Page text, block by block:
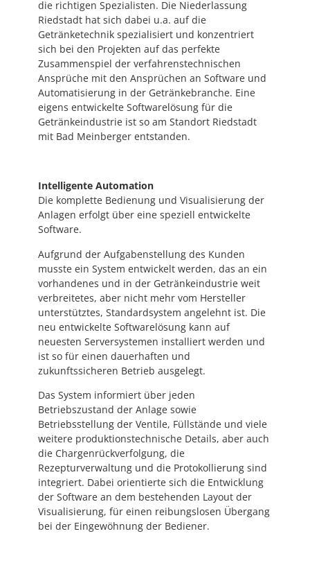
die richtigen Spezialisten. Die Niederlassung
Riedstadt hat sich dabei u.a. auf die
Getränketechnik spezialisiert und konzentriert
sich bei den Projekten auf das perfekte
Zusammenspiel der verfahrenstechnischen
Ansprüche mit den Ansprüchen an Software und
Automatisierung in der Getränkebranche. Eine
eigens entwickelte Softwarelösung für die
Getränkeindustrie ist so am Standort Riedstadt
mit Bad Meinberger entstanden.
Intelligente Automation
Die komplette Bedienung und Visualisierung der
Anlagen erfolgt über eine speziell entwickelte
Software.
Aufgrund der Aufgabenstellung des Kunden
musste ein System entwickelt werden, das an ein
vorhandenes und in der Getränkeindustrie weit
verbreitetes, aber nicht mehr vom Hersteller
unterstütztes, Standardsystem angelehnt ist. Die
neu entwickelte Softwarelösung kann auf
neuesten Serversystemen installiert werden und
ist so für einen dauerhaften und
zukunftssicheren Betrieb ausgelegt.
Das System informiert über jeden
Betriebszustand der Anlage sowie
Betriebsstellung der Ventile, Füllstände und viele
weitere produktionstechnische Details, aber auch
die Chargenrückverfolgung, die
Rezepturverwaltung und die Protokollierung sind
integriert. Dabei orientierte sich die Entwicklung
der Software an dem bestehenden Layout der
Visualisierung, für einen reibungslosen Übergang
bei der Eingewöhnung der Bediener.